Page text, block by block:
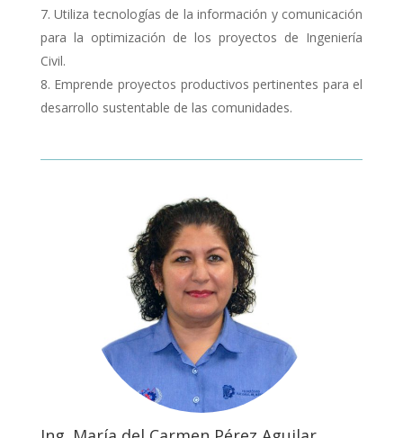
Utiliza tecnologías de la información y comunicación
para la optimización de los proyectos de Ingeniería
Civil.
Emprende proyectos productivos pertinentes para el
desarrollo sustentable de las comunidades.